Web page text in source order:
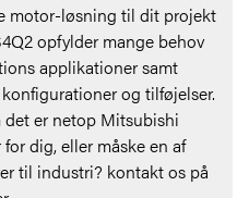
motor-løsning til dit projekt
opfylder mange behov
applikationer samt
og tilføjelser.
er netop Mitsubishi
dig, eller måske en af
til industri? kontakt os på